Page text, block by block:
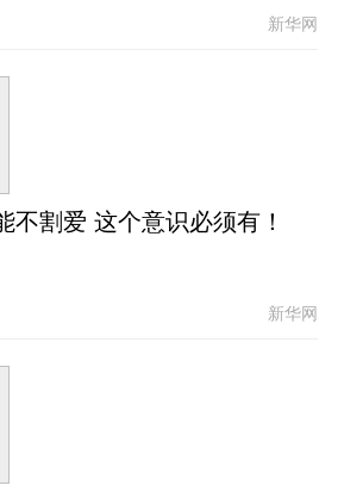
新华网
不割爱 这个意识必须有！
新华网